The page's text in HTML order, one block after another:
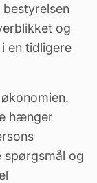
bestyrelsen
og
en tidligere
hænger
og